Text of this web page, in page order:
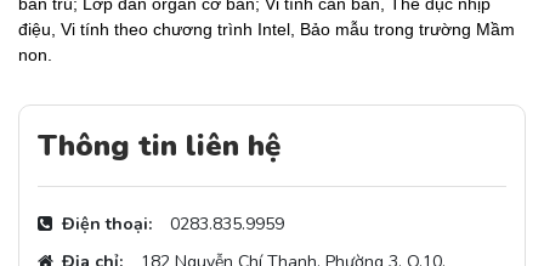
điệu, Vi tính theo chương trình Intel, Bảo mẫu trong trường Mầm
non.
Thông tin liên hệ
Điện thoại:
0283.835.9959